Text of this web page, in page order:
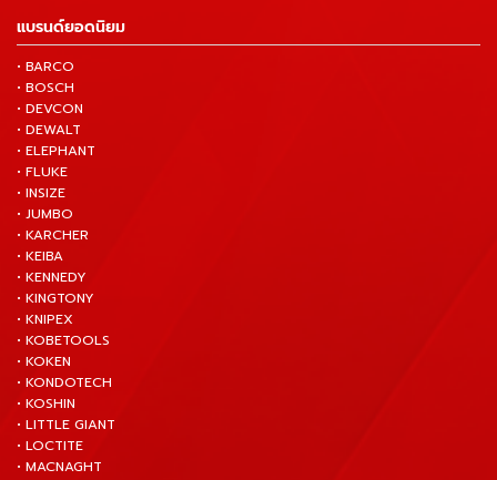
แบรนด์ยอดนิยม
• BARCO
• BOSCH
• DEVCON
• DEWALT
• ELEPHANT
• FLUKE
• INSIZE
• JUMBO
• KARCHER
• KEIBA
• KENNEDY
• KINGTONY
• KNIPEX
• KOBETOOLS
• KOKEN
• KONDOTECH
• KOSHIN
• LITTLE GIANT
• LOCTITE
• MACNAGHT